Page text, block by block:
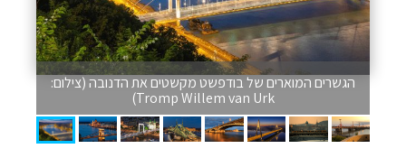
הגשרים המוארים של בודפשט מקשטים את הדנובה (צילום:
Tromp Willem van Urk)